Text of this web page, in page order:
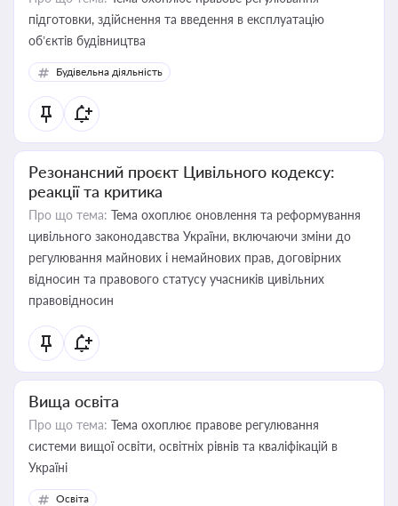
підготовки, здійснення та введення в експлуатацію
об’єктів будівництва
Будівельна діяльність
Резонансний проєкт Цивільного кодексу:
реакції та критика
Про що тема: Тема охоплює оновлення та реформування
цивільного законодавства України, включаючи зміни до
регулювання майнових і немайнових прав, договірних
відносин та правового статусу учасників цивільних
правовідносин
Вища освіта
Про що тема: Тема охоплює правове регулювання
системи вищої освіти, освітніх рівнів та кваліфікацій в
Україні
Освіта